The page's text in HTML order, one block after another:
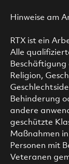
Hinweise am
RTX ist ein
Alle
Beschäftigung
Religion,
Behinderung
andere
geschützte
Maßnahmen
Personen mit
Veteranen